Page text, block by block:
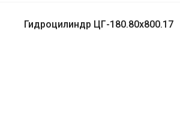
Гидроцилиндр ЦГ-180.80х800.17